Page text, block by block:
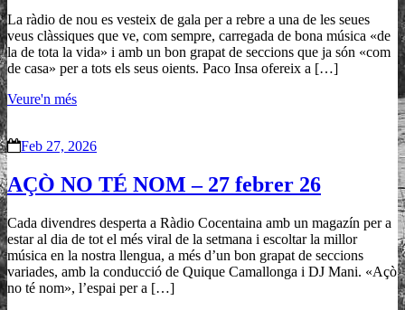
La ràdio de nou es vesteix de gala per a rebre a una de les seues
veus clàssiques que ve, com sempre, carregada de bona música «de
la de tota la vida» i amb un bon grapat de seccions que ja són «com
de casa» per a tots els seus oients. Paco Insa ofereix a […]
Veure'n més
Feb 27, 2026
AÇÒ NO TÉ NOM – 27 febrer 26
Cada divendres desperta a Ràdio Cocentaina amb un magazín per a
estar al dia de tot el més viral de la setmana i escoltar la millor
música en la nostra llengua, a més d’un bon grapat de seccions
variades, amb la conducció de Quique Camallonga i DJ Mani. «Açò
no té nom», l’espai per a […]